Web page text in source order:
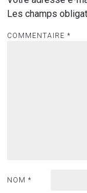
Les champs
COMMENTAIRE *
NOM *